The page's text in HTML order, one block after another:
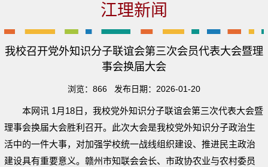
江理新闻
我校召开党外知识分子联谊会第三次会员代表大会暨理
事会换届大会
浏览： 866 发布日期：2026-01-20
本网讯 1月18日，我校党外知识分子联谊会第三次代表大会暨
理事会换届大会胜利召开。此次大会是我校党外知识分子政治生
活中的一件大事，对加强学校统一战线组织建设、推进民主政治
建设具有重要意义。赣州市知联会会长、市政协农业与农村委员